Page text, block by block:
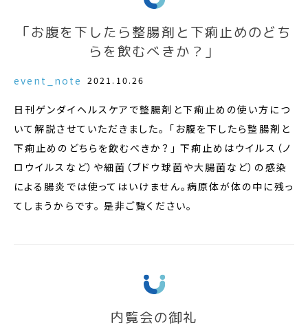
「お腹を下したら整腸剤と下痢止めのどち
らを飲むべきか？」
event_note 2021.10.26
日刊ゲンダイヘルスケアで整腸剤と下痢止めの使い方につ
いて解説させていただきました。 「お腹を下したら整腸剤と
下痢止めのどちらを飲むべきか？」 下痢止めはウイルス（ノ
ロウイルスなど）や細菌（ブドウ球菌や大腸菌など）の感染
による腸炎では使ってはいけません。病原体が体の中に残っ
てしまうからです。 是非ご覧ください。
内覧会の御礼